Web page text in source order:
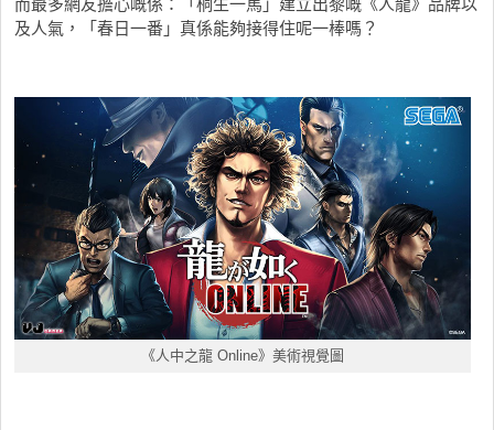
及人氣，「春日一番」真係能夠接得住呢一棒嗎？
《人中之龍 Online》美術視覺圖